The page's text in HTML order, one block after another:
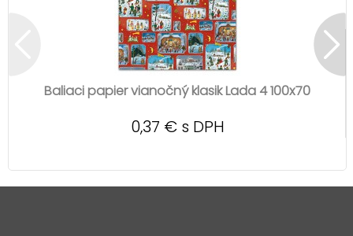
Baliaci papier vianočný klasik Lada 4 100x70
0,37 € s DPH